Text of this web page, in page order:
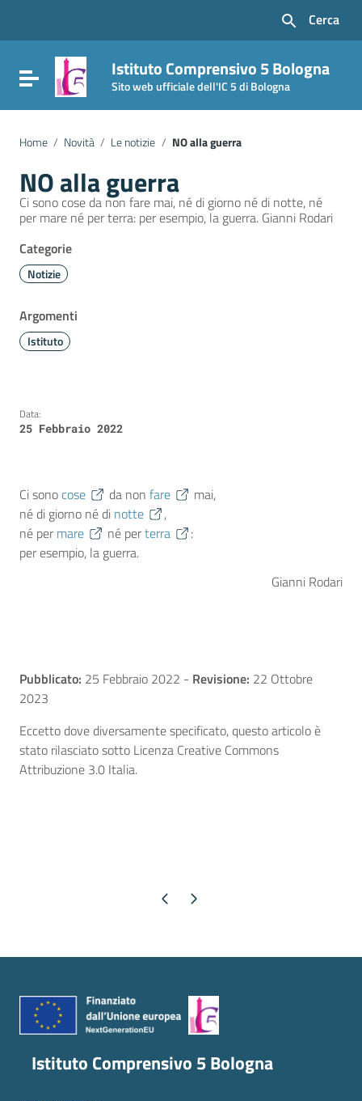
Vai al footer
Cerca
Attiva / disattiva la navigazione
Istituto Comprensivo 5 Bologna
Sito web ufficiale dell'IC 5 di Bologna
Home / Novità / Le notizie / NO alla guerra
NO alla guerra
Ci sono cose da non fare mai, né di giorno né di notte, né
per mare né per terra: per esempio, la guerra. Gianni Rodari
Categorie
Notizie
Argomenti
Istituto
Data:
25 Febbraio 2022
Ci sonocose da non fare
mai,
né di giorno né di notte
,
né permare né perterra
:
per esempio, la guerra.
Gianni Rodari
Pubblicato: 25 Febbraio 2022 - Revisione: 22 Ottobre
2023
Eccetto dove diversamente specificato, questo articolo è
stato rilasciato sotto Licenza Creative Commons
Attribuzione 3.0 Italia.
Pagina precedente
Pagina successiva
Istituto Comprensivo 5 Bologna